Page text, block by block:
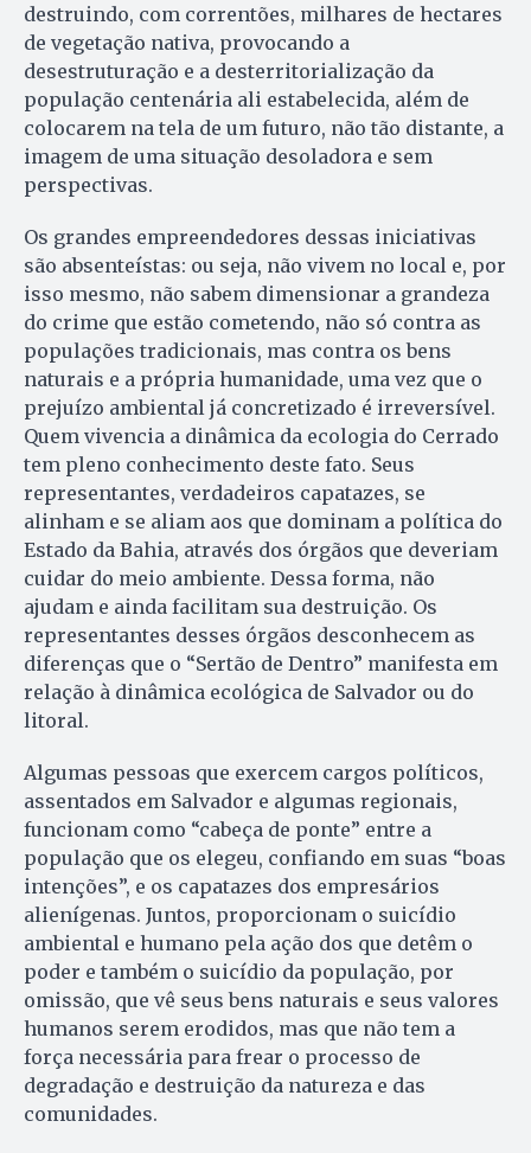
destruindo, com correntões, milhares de hectares
de vegetação nativa, provocando a
desestruturação e a desterritorialização da
população centenária ali estabelecida, além de
colocarem na tela de um futuro, não tão distante, a
imagem de uma situação desoladora e sem
perspectivas.
Os grandes empreendedores dessas iniciativas
são absenteístas: ou seja, não vivem no local e, por
isso mesmo, não sabem dimensionar a grandeza
do crime que estão cometendo, não só contra as
populações tradicionais, mas contra os bens
naturais e a própria humanidade, uma vez que o
prejuízo ambiental já concretizado é irreversível.
Quem vivencia a dinâmica da ecologia do Cerrado
tem pleno conhecimento deste fato. Seus
representantes, verdadeiros capatazes, se
alinham e se aliam aos que dominam a política do
Estado da Bahia, através dos órgãos que deveriam
cuidar do meio ambiente. Dessa forma, não
ajudam e ainda facilitam sua destruição. Os
representantes desses órgãos desconhecem as
diferenças que o “Sertão de Dentro” manifesta em
relação à dinâmica ecológica de Salvador ou do
litoral.
Algumas pessoas que exercem cargos políticos,
assentados em Salvador e algumas regionais,
funcionam como “cabeça de ponte” entre a
população que os elegeu, confiando em suas “boas
intenções”, e os capatazes dos empresários
alienígenas. Juntos, proporcionam o suicídio
ambiental e humano pela ação dos que detêm o
poder e também o suicídio da população, por
omissão, que vê seus bens naturais e seus valores
humanos serem erodidos, mas que não tem a
força necessária para frear o processo de
degradação e destruição da natureza e das
comunidades.